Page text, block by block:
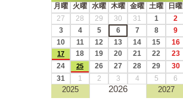
月曜 火曜 水曜 木曜 金曜 土曜
日曜
27
28 29 30 31 1
2
3
4 5 6 7 8
9
10
11 12 13 14 15 16
17 18 19 20 21 22
23
24
25 26 27 28 29
30
31
1 2 3 4 5 6
2025 2026 2027